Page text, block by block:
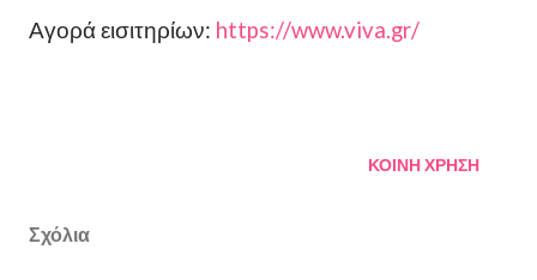
Αγορά εισιτηρίων: https://www.viva.gr/
ΚΟΙΝΉ ΧΡΉΣΗ
Σχόλια